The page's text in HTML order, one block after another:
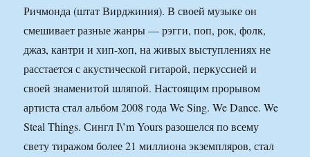
Ричмонда (штат Вирджиния). В своей музыке он
смешивает разные жанры — рэгги, поп, рок, фолк,
джаз, кантри и хип-хоп, на живых выступлениях не
расстается с акустической гитарой, перкуссией и
своей знаменитой шляпой. Настоящим прорывом
артиста стал альбом 2008 года We Sing. We Dance. We
Steal Things. Сингл I\’m Yours разошелся по всему
свету тиражом более 21 миллиона экземпляров, стал